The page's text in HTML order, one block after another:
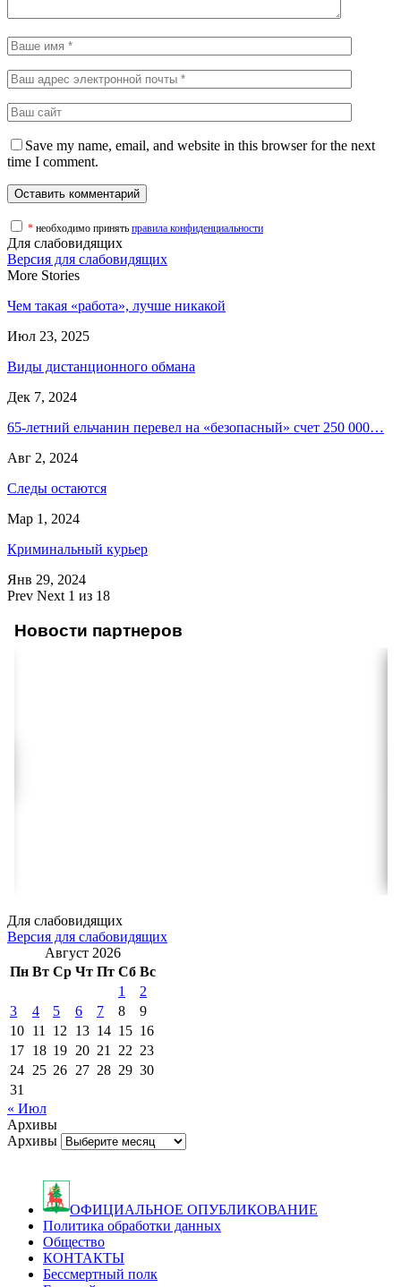
Save my name, email, and website in this browser for the next
time I comment.
* необходимо принять правила конфиденциальности
Для слабовидящих
Версия для слабовидящих
More Stories
Чем такая «работа», лучше никакой
Июл 23, 2025
Виды дистанционного обмана
Дек 7, 2024
65-летний ельчанин перевел на «безопасный» счет 250 000…
Авг 2, 2024
Следы остаются
Мар 1, 2024
Криминальный курьер
Янв 29, 2024
Prev Next 1 из 18
Новости партнеров
Для слабовидящих
Версия для слабовидящих
Август 2026
Пн Вт Ср Чт Пт Сб Вс
1
2
3
4 5 6 7 8
9
10 11 12 13 14 15 16
17 18 19 20 21 22 23
24 25 26 27 28 29 30
31
« Июл
Архивы
Архивы
ОФИЦИАЛЬНОЕ ОПУБЛИКОВАНИЕ
Политика обработки данных
Общество
КОНТАКТЫ
Бессмертный полк